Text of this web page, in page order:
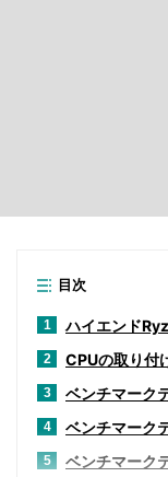
目次
1 ハイエンド
2 CPUの取り付
3 ベンチマーク
4 ベンチマーク
5 ベンチマーク